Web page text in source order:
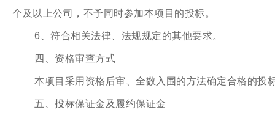
个及以上公司，不予同时参加本项目的投标。
6、符合相关法律、法规规定的其他要求。
四、资格审查方式
本项目采用资格后审、全数入围的方法确定合格的投
五、投标保证金及履约保证金